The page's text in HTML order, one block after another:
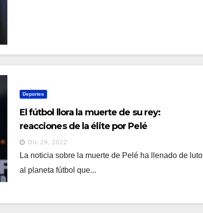
Deportes
El fútbol llora la muerte de su rey:
reacciones de la élite por Pelé
Dic 29, 2022
La noticia sobre la muerte de Pelé ha llenado de luto
al planeta fútbol que...